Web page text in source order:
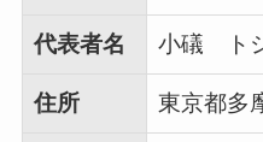
代表者名 小礒 ト
住所 東京都多